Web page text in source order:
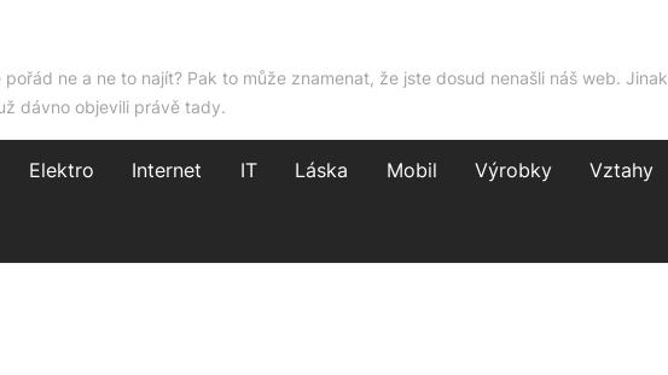
ne a ne to najít? Pak to může znamenat, že jste dosud nenašli náš web. Jinak
dávno objevili právě tady.
Elektro Internet IT Láska Mobil Výrobky Vztahy